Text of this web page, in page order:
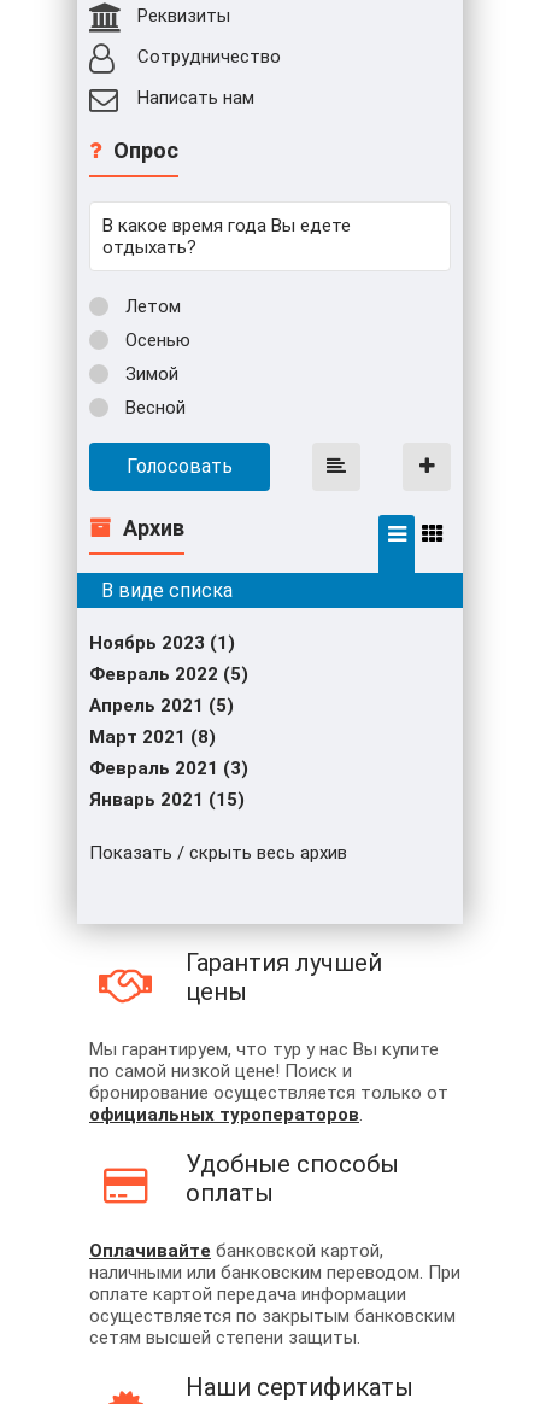
Реквизиты
Сотрудничество
Написать нам
Опрос
В какое время года Вы едете
отдыхать?
Летом
Осенью
Зимой
Весной
Голосовать
Архив
Ноябрь 2023 (1)
Февраль 2022 (5)
Апрель 2021 (5)
Март 2021 (8)
Февраль 2021 (3)
Январь 2021 (15)
Показать / скрыть весь архив
Гарантия лучшей
цены
Мы гарантируем, что тур у нас Вы купите
по самой низкой цене! Поиск и
бронирование осуществляется только от
официальных туроператоров.
Удобные способы
оплаты
Оплачивайте банковской картой,
наличными или банковским переводом. При
оплате картой передача информации
осуществляется по закрытым банковским
сетям высшей степени защиты.
Наши сертификаты